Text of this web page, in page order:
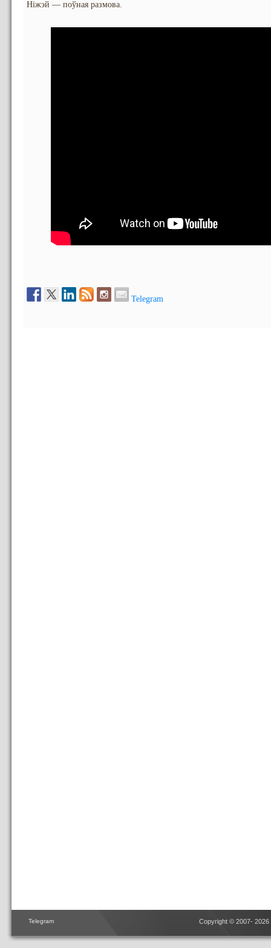
Ніжэй — поўная размова.
Telegram
Telegram Copyright © 2007- 2026